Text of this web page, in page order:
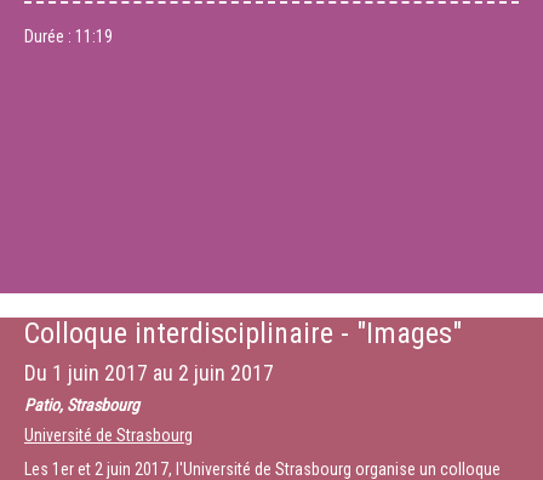
Durée : 11:19
Colloque interdisciplinaire - "Images"
Du 1 juin 2017 au 2 juin 2017
Patio, Strasbourg
Université de Strasbourg
Les 1er et 2 juin 2017, l'Université de Strasbourg organise un colloque